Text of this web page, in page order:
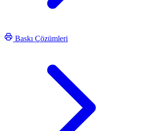
Baskı Çözümleri